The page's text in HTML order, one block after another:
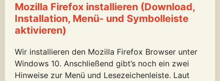
Mozilla Firefox installieren (Download,
Installation, Menü- und Symbolleiste
aktivieren)
Wir installieren den Mozilla Firefox Browser unter
Windows 10. Anschließend gibt’s noch ein zwei
Hinweise zur Menü und Lesezeichenleiste. Laut